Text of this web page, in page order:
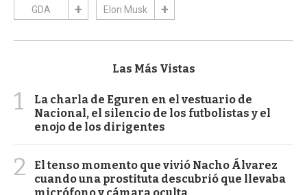
GDA Elon Musk
Las Más Vistas
1
La charla de Eguren en el vestuario de
Nacional, el silencio de los futbolistas y el
enojo de los dirigentes
2
El tenso momento que vivió Nacho Álvarez
cuando una prostituta descubrió que llevaba
micrófono y cámara oculta